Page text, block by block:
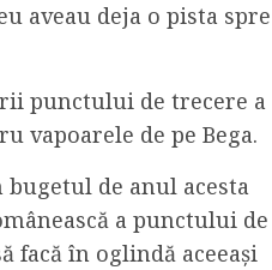
aveau deja o pista spre
punctului de trecere a
vapoarele de pe Bega.
de anul acesta
a punctului de
facă în oglindă aceeaşi